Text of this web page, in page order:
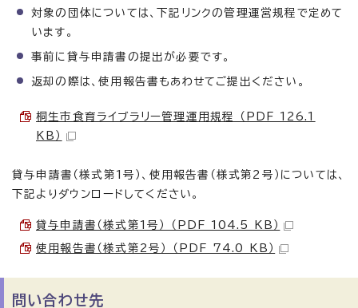
対象の団体については、下記リンクの管理運営規程で定めて
います。
事前に貸与申請書の提出が必要です。
返却の際は、使用報告書もあわせてご提出ください。
桐生市食育ライブラリー管理運用規程 （PDF 126.1
KB）
貸与申請書（様式第1号）、使用報告書（様式第2号）については、
下記よりダウンロードしてください。
貸与申請書（様式第1号） （PDF 104.5 KB）
使用報告書（様式第2号） （PDF 74.0 KB）
問い合わせ先